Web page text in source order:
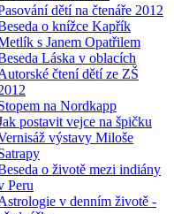
dětí na čtenáře 2012
o knížce Kapřík
s Janem Opatřilem
Láska v oblacích
čtení dětí ze ZŠ
na Nordkapp
postavit vejce na špičku
výstavy Miloše
o životě mezi indiány
Peru
v denním životě -